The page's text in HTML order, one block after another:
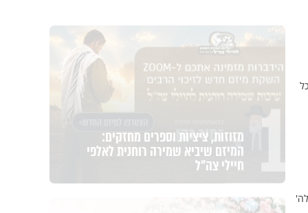
1 המיזם שיביא שמירה רוחנית לאלפי
חיילי צה"ל